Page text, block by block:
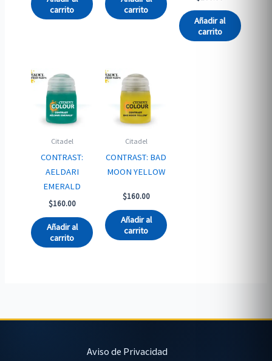
carrito
carrito
Añadir al
carrito
Citadel
CONTRAST:
AELDARI
EMERALD
$160.00
Añadir al
carrito
Citadel
CONTRAST: BAD
MOON YELLOW
$160.00
Añadir al
carrito
Aviso de Privacidad